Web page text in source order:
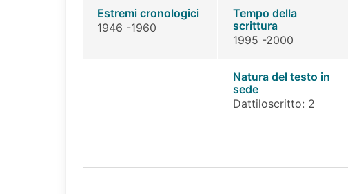
Estremi cronologici
1946 -1960
Tempo della
scrittura
1995 -2000
Natura del testo in
sede
Dattiloscritto: 2